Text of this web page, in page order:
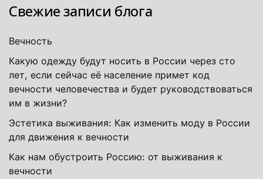
Свежие записи блога
Вечность
Какую одежду будут носить в России через сто
лет, если сейчас её население примет код
вечности человечества и будет руководствоваться
им в жизни?
Эстетика выживания: Как изменить моду в России
для движения к вечности
Как нам обустроить Россию: от выживания к
вечности